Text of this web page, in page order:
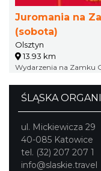
Juromania na
(sobota)
Olsztyn
13.93 km
Wydarzenia na Zamku
ŚLĄSKA
ul. Mickiewicza 29
40-085 Katowice
tel. (32) 207 207 1
info@slaskie.travel